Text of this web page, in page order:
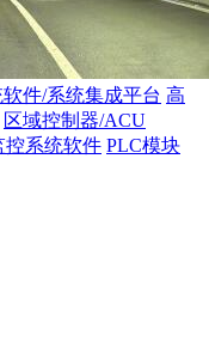
件/系统集成平台 高
区域控制器/ACU
控系统软件 PLC模块